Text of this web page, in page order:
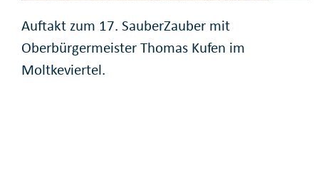
Auftakt zum 17. SauberZauber mit
Oberbürgermeister Thomas Kufen im
Moltkeviertel.